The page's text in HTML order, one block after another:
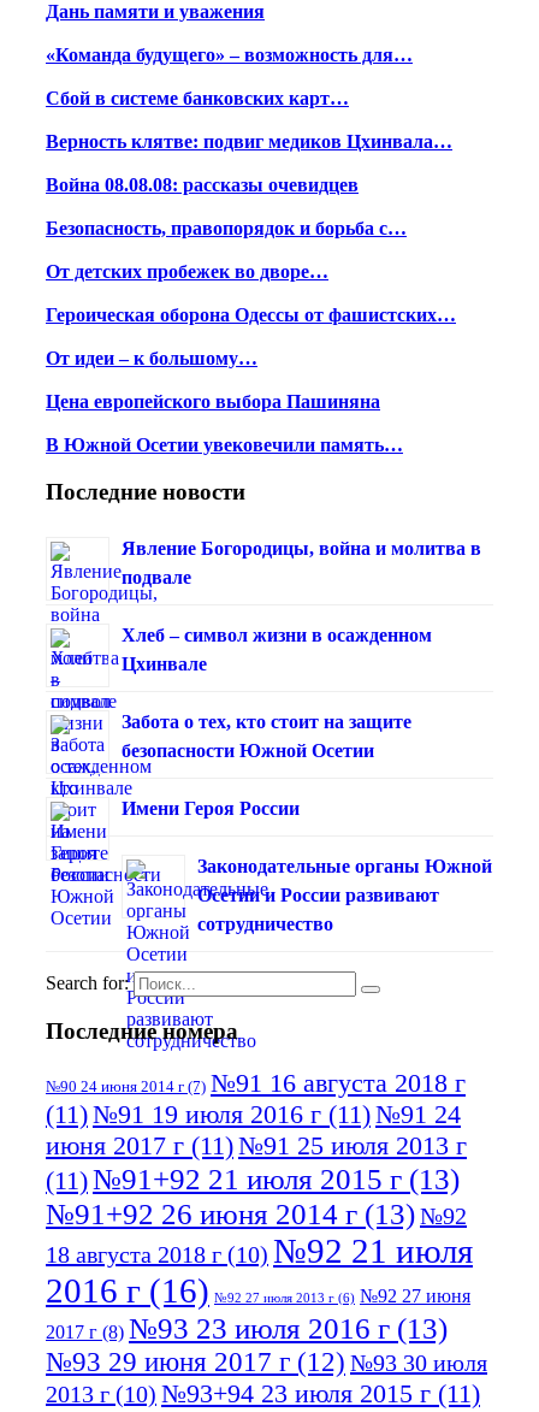
Дань памяти и уважения
«Команда будущего» – возможность для…
Сбой в системе банковских карт…
Верность клятве: подвиг медиков Цхинвала…
Война 08.08.08: рассказы очевидцев
Безопасность, правопорядок и борьба с…
От детских пробежек во дворе…
Героическая оборона Одессы от фашистских…
От идеи – к большому…
Цена европейского выбора Пашиняна
В Южной Осетии увековечили память…
Последние новости
Явление Богородицы, война и молитва в
подвале
Хлеб – символ жизни в осажденном
Цхинвале
Забота о тех, кто стоит на защите
безопасности Южной Осетии
Имени Героя России
Законодательные органы Южной
Осетии и России развивают
сотрудничество
Search for:
Последние номера
№90 24 июня 2014 г (7) №91 16 августа 2018 г
(11)№91 19 июля 2016 г (11)№91 24
июня 2017 г (11)№91 25 июля 2013 г
(11)№91+92 21 июля 2015 г (13)
№91+92 26 июня 2014 г (13)№92
18 августа 2018 г (10) №92 21 июля
2016 г (16) №92 27 июля 2013 г (6) №92 27 июня
2017 г (8) №93 23 июля 2016 г (13)
№93 29 июня 2017 г (12) №93 30 июля
2013 г (10) №93+94 23 июля 2015 г (11)